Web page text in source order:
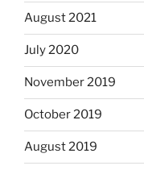
August 2021
July 2020
November 2019
October 2019
August 2019